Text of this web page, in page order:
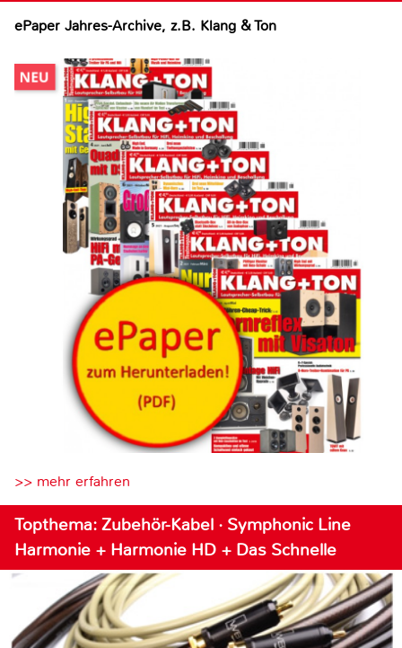
ePaper Jahres-Archive, z.B. Klang & Ton
>> mehr erfahren
Topthema: Zubehör-Kabel · Symphonic Line
Harmonie + Harmonie HD + Das Schnelle